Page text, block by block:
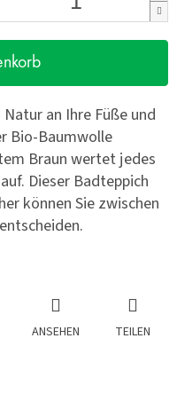
an Ihre Füße und
Bio-Baumwolle
Braun wertet jedes
Dieser Badteppich
können Sie zwischen
ANSEHEN TEILEN